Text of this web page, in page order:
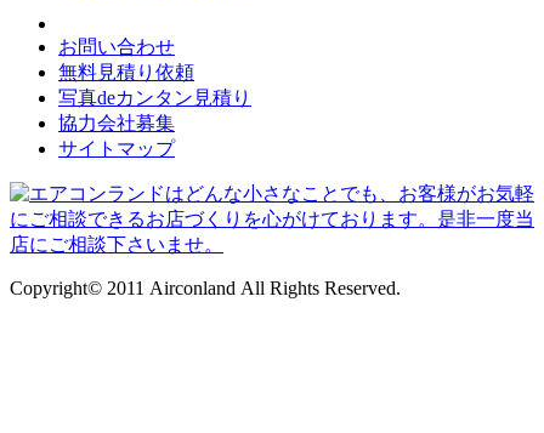
お問い合わせ
無料見積り依頼
写真deカンタン見積り
協力会社募集
サイトマップ
Copyright© 2011 Airconland All Rights Reserved.